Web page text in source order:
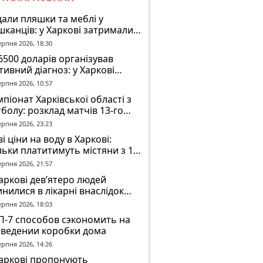
пляшки та меблі у
у Харкові затримали
молодиків за погром у
2026, 18:30
доларів організував
діагноз: у Харкові
про підозру
психлікарні
2026, 10:57
Харківської області з
розклад матчів 13-го
на 8 серпня
2026, 23:23
ціни на воду в Харкові:
платитимуть містяни з 1
2026, 21:57
дев’ятеро людей
в лікарні внаслідок
з автобусом
2026, 18:03
7 способов сэкономить на
коробки дома
2026, 14:26
пропонують